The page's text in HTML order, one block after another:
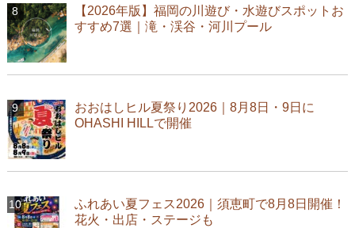
【2026年版】福岡の川遊び・水遊びスポットお
すすめ7選｜滝・渓谷・河川プール
おおはしヒル夏祭り2026｜8月8日・9日に
OHASHI HILLで開催
ふれあい夏フェス2026｜須恵町で8月8日開催！
花火・出店・ステージも